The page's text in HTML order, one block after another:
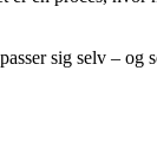
sig selv –